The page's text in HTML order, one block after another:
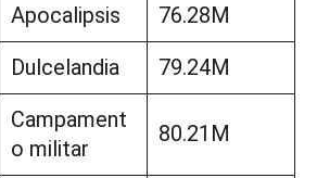
Apocalipsis
76.28M
Dulcelandia 79.24M
Campament
o militar
80.21M